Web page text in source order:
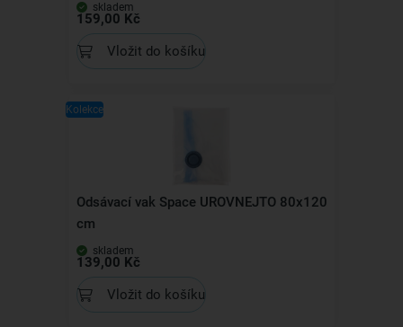
skladem
159,00 Kč
Vložit do košíku
Kolekce
Odsávací vak Space UROVNEJTO 80x120
cm
skladem
139,00 Kč
Vložit do košíku